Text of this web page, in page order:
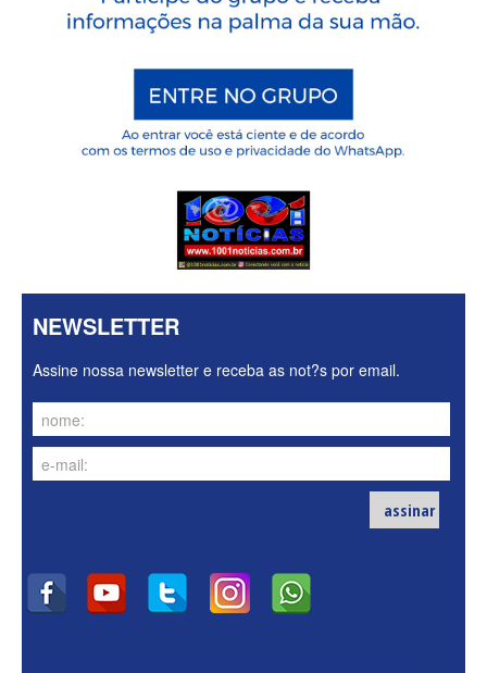
NEWSLETTER
Assine nossa newsletter e receba as not?s por email.